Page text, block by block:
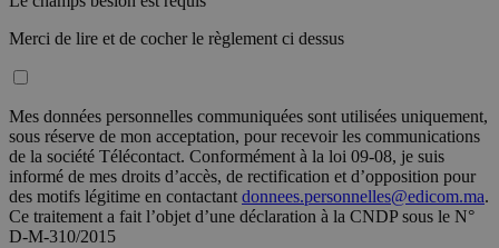
Merci de lire et de cocher le règlement ci dessus
Mes données personnelles communiquées sont utilisées uniquement,
sous réserve de mon acceptation, pour recevoir les communications
de la société Télécontact. Conformément à la loi 09-08, je suis
informé de mes droits d’accès, de rectification et d’opposition pour
des motifs légitime en contactant donnees.personnelles@edicom.ma.
Ce traitement a fait l’objet d’une déclaration à la CNDP sous le N°
D-M-310/2015